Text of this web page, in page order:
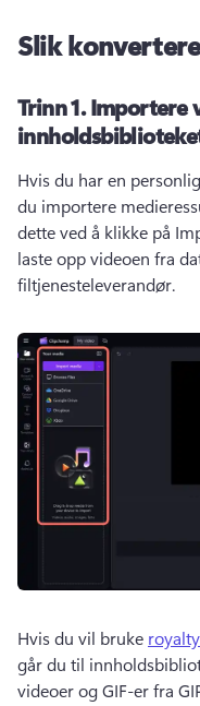
Slik
Trinn 1.Importere
Hvis du har en
du importere
dette ved å klikke på
laste opp videoen fra
filtjenesteleverandør.
Hvis du vil bruke
går du til
videoer og GIF-er fra